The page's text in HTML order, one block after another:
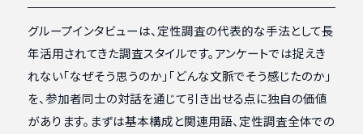
グループインタビューは、定性調査の代表的な手法として長
年活用されてきた調査スタイルです。アンケートでは捉えき
れない「なぜそう思うのか」「どんな文脈でそう感じたのか」
を、参加者同士の対話を通じて引き出せる点に独自の価値
があります。まずは基本構成と関連用語、定性調査全体での